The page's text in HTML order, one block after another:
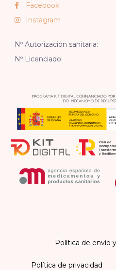
Facebook
Instagram
Nº Autorización sanitaria:
Nº Licenciado:
Política de envío
Política de privacidad